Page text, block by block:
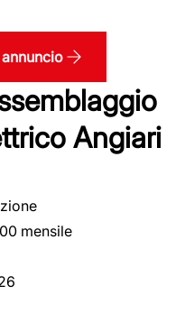
Angiari
mensile